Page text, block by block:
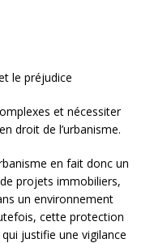
le préjudice
et nécessiter
droit de l’urbanisme.
en fait donc un
projets immobiliers,
un environnement
cette protection
justifie une vigilance